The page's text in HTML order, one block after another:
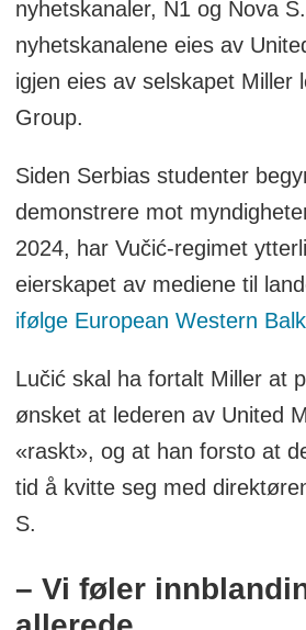
nyhetskanaler, N1 og Nova
nyhetskanalene eies av
igjen eies av selskapet Miller
Group.
Siden Serbias studenter
demonstrere mot
2024, har Vučić-regimet
eierskapet av mediene til
ifølge European Western
Lučić skal ha fortalt Miller at
ønsket at lederen av United
«raskt», og at han forsto at
tid å kvitte seg med
S.
– Vi føler